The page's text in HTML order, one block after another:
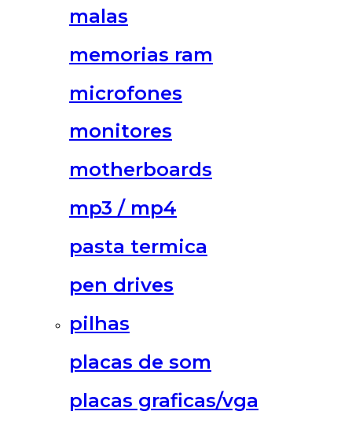
malas
memorias ram
microfones
monitores
motherboards
mp3 / mp4
pasta termica
pen drives
pilhas
placas de som
placas graficas/vga